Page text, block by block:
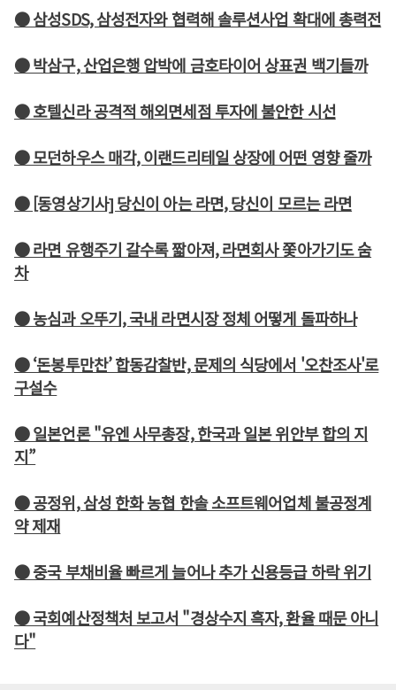
● 삼성SDS, 삼성전자와 협력해 솔루션사업 확대에 총력전
● 박삼구, 산업은행 압박에 금호타이어 상표권 백기들까
● 호텔신라 공격적 해외면세점 투자에 불안한 시선
● 모던하우스 매각, 이랜드리테일 상장에 어떤 영향 줄까
● [동영상기사] 당신이 아는 라면, 당신이 모르는 라면
● 라면 유행주기 갈수록 짧아져, 라면회사 쫓아가기도 숨
차
● 농심과 오뚜기, 국내 라면시장 정체 어떻게 돌파하나
● ‘돈봉투만찬’ 합동감찰반, 문제의 식당에서 '오찬조사'로
구설수
● 일본언론 "유엔 사무총장, 한국과 일본 위안부 합의 지
지”
● 공정위, 삼성 한화 농협 한솔 소프트웨어업체 불공정계
약 제재
● 중국 부채비율 빠르게 늘어나 추가 신용등급 하락 위기
● 국회예산정책처 보고서 "경상수지 흑자, 환율 때문 아니
다"